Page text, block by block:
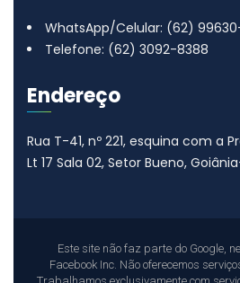
WhatsApp/Celular: (62)
Telefone: (62) 3092-8388
Endereço
Rua T-41, nº 221, esquina com a
Lt 17 Sala 02, Setor Bueno,
Este site não faz parte do Google,
Facebook Inc. Não oferecemos